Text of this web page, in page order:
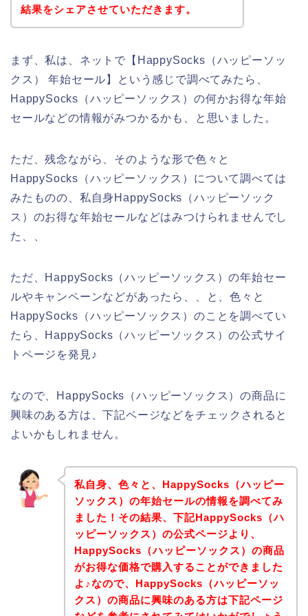
結果をシェアさせていただきます。
まず、私は、ネットで【HappySocks（ハッピーソッ
クス） 年始セール】という感じで調べてみたら、
HappySocks（ハッピーソックス）の何かお得な年始
セールなどの情報がみつかるかも、と思いました。
ただ、残念ながら、そのような形で色々と
HappySocks（ハッピーソックス）について調べては
みたものの、私自身HappySocks（ハッピーソック
ス）のお得な年始セールなどはみつけられませんでし
た、、
ただ、HappySocks（ハッピーソックス）の年始セー
ルやキャンペーンなどがあったら、、と、色々と
HappySocks（ハッピーソックス）のことを調べてい
たら、HappySocks（ハッピーソックス）の公式サイ
トページを発見♪
なので、HappySocks（ハッピーソックス）の商品に
興味のある方は、下記ページなどをチェックされると
よいかもしれません。
私自身、色々と、HappySocks（ハッピー
ソックス）の年始セールの情報を調べてみ
ました！その結果、下記HappySocks（ハ
ッピーソックス）の公式ページより、
HappySocks（ハッピーソックス）の商品
がお得な価格で購入することができました
よ♪なので、HappySocks（ハッピーソッ
クス）の商品に興味のある方は下記ページ